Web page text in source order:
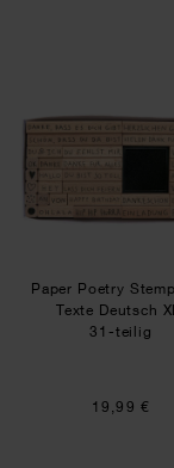
Paper Poetry
Texte Deutsch
31-teilig
19,99 €